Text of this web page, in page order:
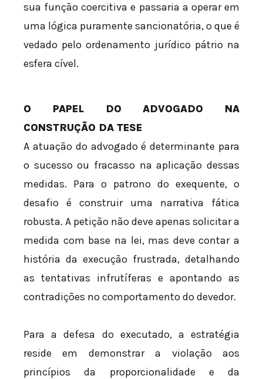
sua função coercitiva e passaria a operar em
uma lógica puramente sancionatória, o que é
vedado pelo ordenamento jurídico pátrio na
esfera cível.
O PAPEL DO ADVOGADO NA
CONSTRUÇÃO DA TESE
A atuação do advogado é determinante para
o sucesso ou fracasso na aplicação dessas
medidas. Para o patrono do exequente, o
desafio é construir uma narrativa fática
robusta. A petição não deve apenas solicitar a
medida com base na lei, mas deve contar a
história da execução frustrada, detalhando
as tentativas infrutíferas e apontando as
contradições no comportamento do devedor.
Para a defesa do executado, a estratégia
reside em demonstrar a violação aos
princípios da proporcionalidade e da